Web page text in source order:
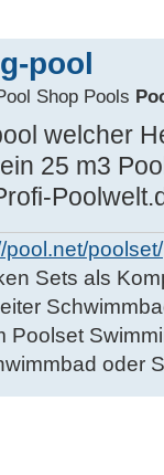
pool
Shop Pools
welcher
25 m3
pool.net/poolset/
Sets als
Poolset
oder